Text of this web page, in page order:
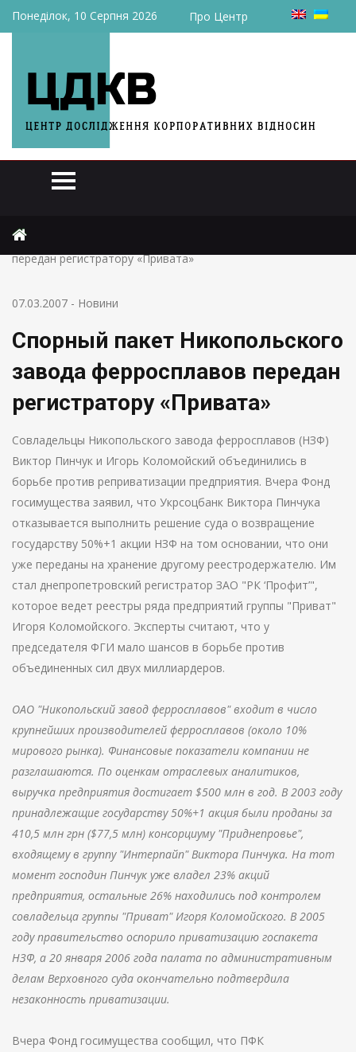
Понеділок, 10 Серпня 2026 Про Центр
Спорный пакет Никопольского завода ферросплавов
передан регистратору «Привата»
07.03.2007 - Новини
Спорный пакет Никопольского
завода ферросплавов передан
регистратору «Привата»
Совладельцы Никопольского завода ферросплавов (НЗФ)
Виктор Пинчук и Игорь Коломойский объединились в
борьбе против реприватизации предприятия. Вчера Фонд
госимущества заявил, что Укрсоцбанк Виктора Пинчука
отказывается выполнить решение суда о возвращение
государству 50%+1 акции НЗФ на том основании, что они
уже переданы на хранение другому реестродержателю. Им
стал днепропетровский регистратор ЗАО "РК ‘Профит’",
которое ведет реестры ряда предприятий группы "Приват"
Игоря Коломойского. Эксперты считают, что у
председателя ФГИ мало шансов в борьбе против
объединенных сил двух миллиардеров.
ОАО "Никопольский завод ферросплавов" входит в число
крупнейших производителей ферросплавов (около 10%
мирового рынка). Финансовые показатели компании не
разглашаются. По оценкам отраслевых аналитиков,
выручка предприятия достигает $500 млн в год. В 2003 году
принадлежащие государству 50%+1 акция были проданы за
410,5 млн грн ($77,5 млн) консорциуму "Приднепровье",
входящему в группу "Интерпайп" Виктора Пинчука. На тот
момент господин Пинчук уже владел 23% акций
предприятия, остальные 26% находились под контролем
совладельца группы "Приват" Игоря Коломойского. В 2005
году правительство оспорило приватизацию госпакета
НЗФ, а 20 января 2006 года палата по административным
делам Верховного суда окончательно подтвердила
незаконность приватизации.
Вчера Фонд госимущества сообщил, что ПФК